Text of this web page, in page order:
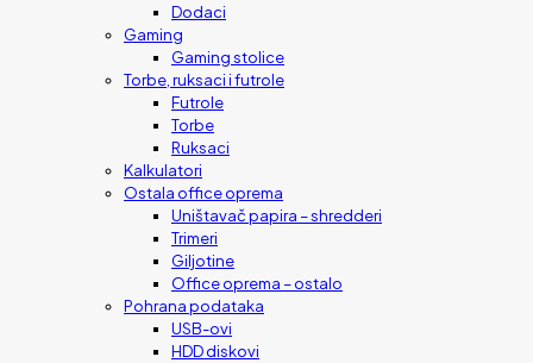
Dodaci
Gaming
Gaming stolice
Torbe, ruksaci i futrole
Futrole
Torbe
Ruksaci
Kalkulatori
Ostala office oprema
Uništavač papira – shredderi
Trimeri
Giljotine
Office oprema – ostalo
Pohrana podataka
USB-ovi
HDD diskovi